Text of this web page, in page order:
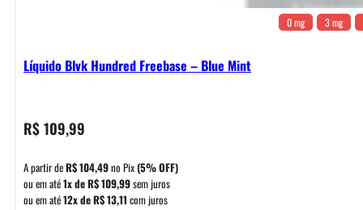
0 mg 3 mg
Líquido Blvk Hundred Freebase – Blue Mint
R$109,99
A partir deR$104,49no Pix(5% OFF)
ou em até1x deR$109,99sem juros
ou em até12x deR$13,11 com juros